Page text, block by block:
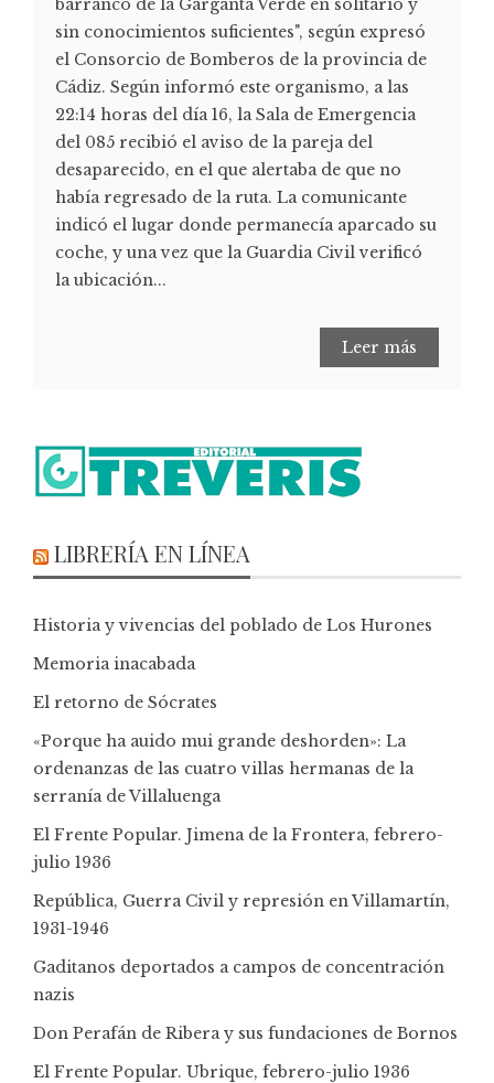
barranco de la Garganta Verde en solitario y
sin conocimientos suficientes", según expresó
el Consorcio de Bomberos de la provincia de
Cádiz. Según informó este organismo, a las
22:14 horas del día 16, la Sala de Emergencia
del 085 recibió el aviso de la pareja del
desaparecido, en el que alertaba de que no
había regresado de la ruta. La comunicante
indicó el lugar donde permanecía aparcado su
coche, y una vez que la Guardia Civil verificó
la ubicación...
Leer más
LIBRERÍA EN LÍNEA
Historia y vivencias del poblado de Los Hurones
Memoria inacabada
El retorno de Sócrates
«Porque ha auido mui grande deshorden»: La
ordenanzas de las cuatro villas hermanas de la
serranía de Villaluenga
El Frente Popular. Jimena de la Frontera, febrero-
julio 1936
República, Guerra Civil y represión en Villamartín,
1931-1946
Gaditanos deportados a campos de concentración
nazis
Don Perafán de Ribera y sus fundaciones de Bornos
El Frente Popular. Ubrique, febrero-julio 1936